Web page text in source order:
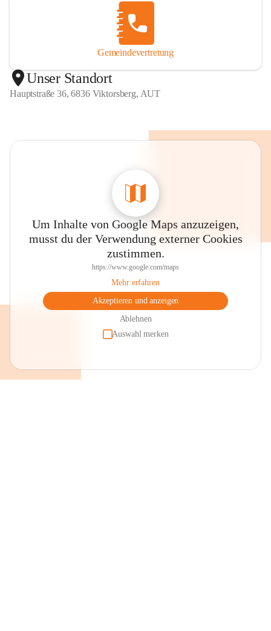
Gemeindevertretung
Unser Standort
Hauptstraße 36, 6836 Viktorsberg, AUT
Um Inhalte von Google Maps anzuzeigen,
musst du der Verwendung externer Cookies
zustimmen.
https://www.google.com/maps
Mehr erfahren
Akzeptieren und anzeigen
Ablehnen
Auswahl merken